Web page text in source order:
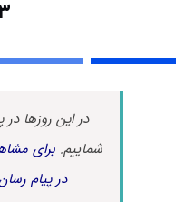
در این روزها در
شماییم.برای
در پیام